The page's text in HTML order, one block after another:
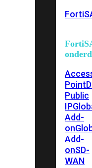
Point
Public
IP
Add-
on
Add-
onSD-
WAN